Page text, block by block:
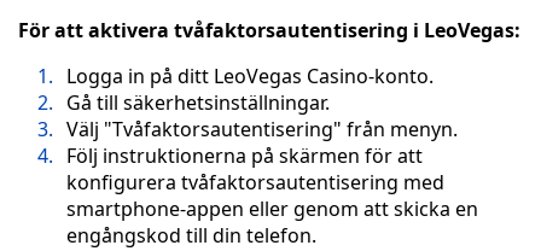
För att aktivera tvåfaktorsautentisering i LeoVegas:
Logga in på ditt LeoVegas Casino-konto.
Gå till säkerhetsinställningar.
Välj "Tvåfaktorsautentisering" från menyn.
Följ instruktionerna på skärmen för att
konfigurera tvåfaktorsautentisering med
smartphone-appen eller genom att skicka en
engångskod till din telefon.